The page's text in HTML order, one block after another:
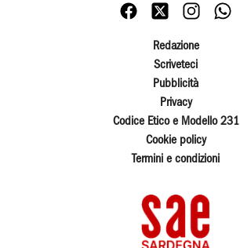
Redazione
Scriveteci
Pubblicità
Privacy
Codice Etico e Modello 231
Cookie policy
Termini e condizioni